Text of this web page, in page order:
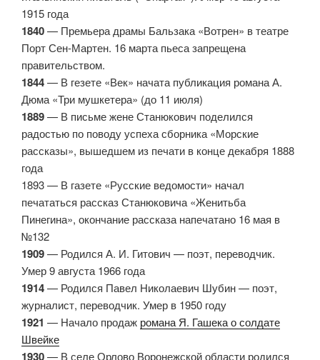
1915 года
1840— Премьера драмы Бальзака «Вотрен» в театре
Порт Сен-Мартен. 16 марта пьеса запрещена
правительством.
1844— В гезете «Век» начата публикация романа А.
Дюма «Три мушкетера» (до 11 июля)
1889— В письме жене Станюкович поделился
радостью по поводу успеха сборника «Морские
рассказы», вышедшем из печати в конце декабря 1888
года
1893 — В газете «Русские ведомости» начал
печататься рассказ Станюковича «Женитьба
Пинегина», окончание рассказа напечатано 16 мая в
№132
1909— Родился А. И. Гитович — поэт, переводчик.
Умер 9 августа 1966 года
1914— Родился Павел Николаевич Шубин — поэт,
журналист, переводчик. Умер в 1950 году
1921 — Начало продаж романа Я. Гашека о солдате
Швейке
1930— В селе Орлово Воронежской области родился